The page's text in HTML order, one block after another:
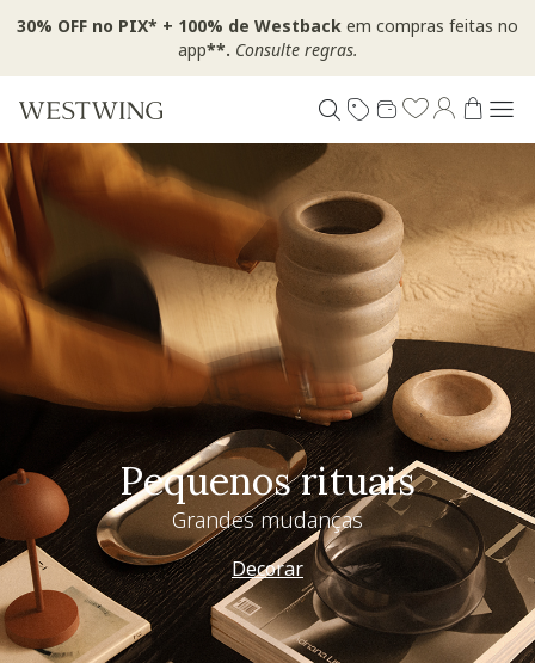
30% OFF no PIX* + 100% de Westback em compras feitas no
app**. Consulte regras.
Pequenos rituais
Grandes mudanças
Decorar